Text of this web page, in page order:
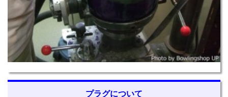
プラグについて